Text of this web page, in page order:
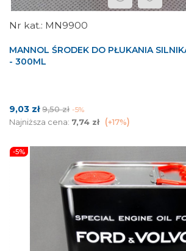
MN9900
MANNOL ŚRODEK DO PŁUKANIA
- 300ML
Cena
9,03 zł Cena
podstawowa
9,50 zł -5%
Najniższa cena: 7,74 zł +17%
-5%